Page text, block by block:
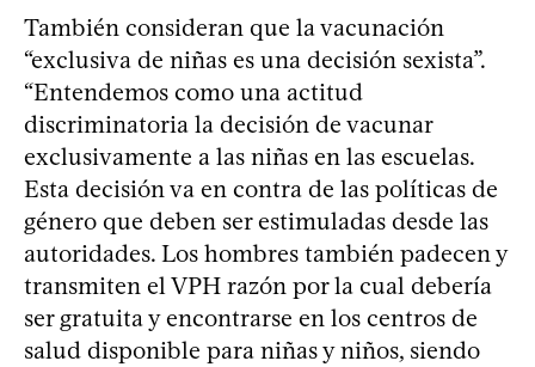
También consideran que la vacunación
“exclusiva de niñas es una decisión sexista”.
“Entendemos como una actitud
discriminatoria la decisión de vacunar
exclusivamente a las niñas en las escuelas.
Esta decisión va en contra de las políticas de
género que deben ser estimuladas desde las
autoridades. Los hombres también padecen y
transmiten el VPH razón por la cual debería
ser gratuita y encontrarse en los centros de
salud disponible para niñas y niños, siendo